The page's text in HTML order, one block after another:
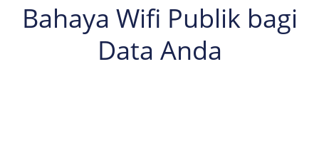
Bahaya Wifi Publik bagi
Data Anda